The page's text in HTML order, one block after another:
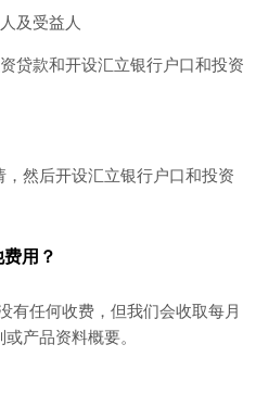
及受益人
贷款和开设汇立银行户口和投资
然后开设汇立银行户口和投资
用？
有任何收费，但我们会收取每月
产品资料概要。